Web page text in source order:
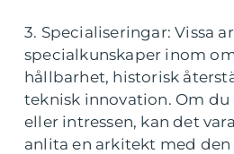
3. Specialiseringar: Vissa
specialkunskaper inom
hållbarhet, historisk
teknisk innovation. Om du
eller intressen, kan det
anlita en arkitekt med den